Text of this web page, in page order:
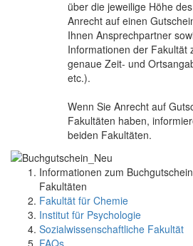
über die jeweilige Höhe
Anrecht auf einen
Ihnen Ansprechpartner
Informationen der Fakultät
genaue Zeit- und
etc.).
Wenn Sie Anrecht auf
Fakultäten haben,
beiden Fakultäten.
Informationen zum
Fakultäten
Fakultät für Chemie
Institut für Psychologie
Sozialwissenschaftliche Fakultät
FAQs